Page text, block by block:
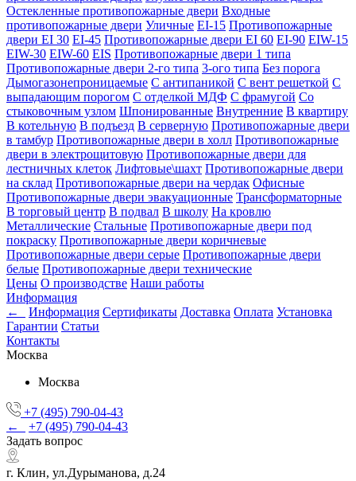
Остекленные противопожарные двери Входные
противопожарные двери Уличные EI-15 Противопожарные
двери EI 30 EI-45 Противопожарные двери EI 60 EI-90 EIW-15
EIW-30 EIW-60 EIS Противопожарные двери 1 типа
Противопожарные двери 2-го типа 3-ого типа Без порога
Дымогазонепроницаемые С антипаникой С вент решеткой С
выпадающим порогом С отделкой МДФ С фрамугой Со
стыковочным узлом Шпонированные Внутренние В квартиру
В котельную В подъезд В серверную Противопожарные двери
в тамбур Противопожарные двери в холл Противопожарные
двери в электрощитовую Противопожарные двери для
лестничных клеток Лифтовые\шахт Противопожарные двери
на склад Противопожарные двери на чердак Офисные
Противопожарные двери эвакуационные Трансформаторные
В торговый центр В подвал В школу На кровлю
Металлические Стальные Противопожарные двери под
покраску Противопожарные двери коричневые
Противопожарные двери серые Противопожарные двери
белые Противопожарные двери технические
Цены О производстве Наши работы
Информация
←
Информация Сертификаты Доставка Оплата Установка
Гарантии Статьи
Контакты
Москва
Москва
+7 (495) 790-04-43
←
+7 (495) 790-04-43
Задать вопрос
г. Клин, ул.Дурыманова, д.24